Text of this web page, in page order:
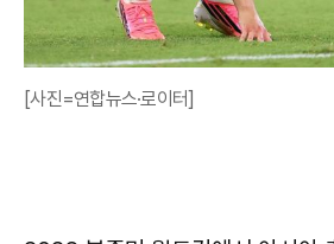
[사진=연합뉴스·로이터]